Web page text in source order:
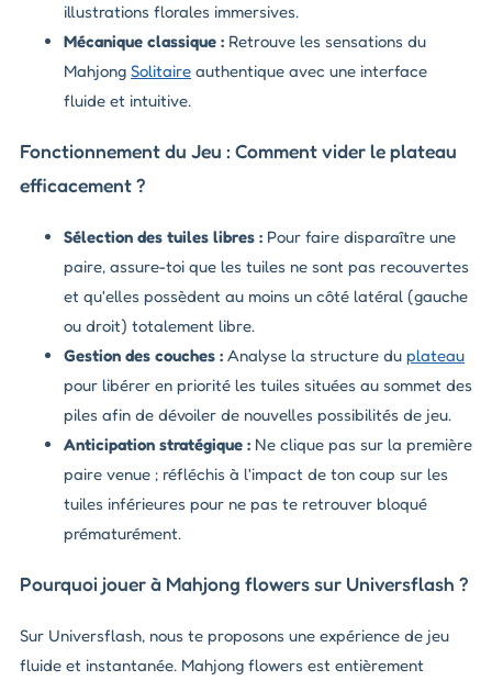
illustrations florales immersives.
Mécanique classique : Retrouve les sensations du
Mahjong Solitaire authentique avec une interface
fluide et intuitive.
Fonctionnement du Jeu : Comment vider le plateau
efficacement ?
Sélection des tuiles libres : Pour faire disparaître une
paire, assure-toi que les tuiles ne sont pas recouvertes
et qu'elles possèdent au moins un côté latéral (gauche
ou droit) totalement libre.
Gestion des couches : Analyse la structure du plateau
pour libérer en priorité les tuiles situées au sommet des
piles afin de dévoiler de nouvelles possibilités de jeu.
Anticipation stratégique : Ne clique pas sur la première
paire venue ; réfléchis à l'impact de ton coup sur les
tuiles inférieures pour ne pas te retrouver bloqué
prématurément.
Pourquoi jouer à Mahjong flowers sur Universflash ?
Sur Universflash, nous te proposons une expérience de jeu
fluide et instantanée. Mahjong flowers est entièrement